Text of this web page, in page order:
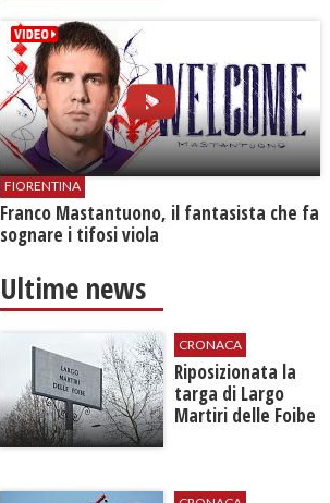
FIORENTINA
Franco Mastantuono, il fantasista che fa
sognare i tifosi viola
Ultime news
CRONACA
Riposizionata la
targa di Largo
Martiri delle Foibe